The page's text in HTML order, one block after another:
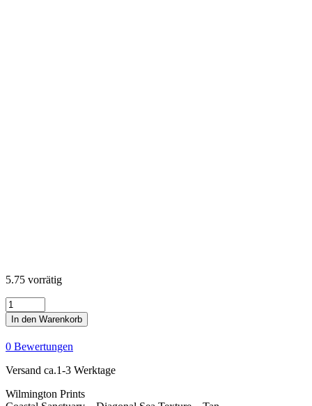
5.75 vorrätig
Coastal
Sanctuary
-
Diagonal
Sea
Texture
Tan
Menge
In den Warenkorb
0 Bewertungen
Versand ca.1-3 Werktage
Wilmington Prints